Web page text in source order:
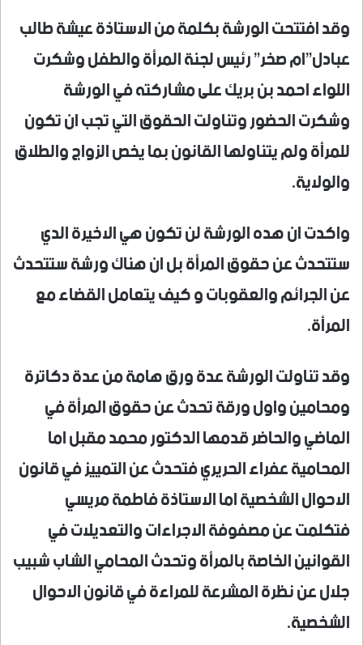
وقد افتتحت الورشة بكلمة من الاستاذة عيشة طالب
عبادل”ام صخر” رئيس لجنة المرأة والطفل وشكرت
اللواء احمد بن بريك على مشاركته في الورشة
وشكرت الحضور وتناولت الحقوق التي تجب ان تكون
للمرأة ولم يتناولها القانون بما يخص الزواج والطلاق
والولاية.
واكدت ان هده الورشة لن تكون هي الاخيرة الدي
ستتحدث عن حقوق المرأة بل ان هناك ورشة ستتحدث
عن الجرائم والعقوبات و كيف يتعامل القضاء مع
المرأة.
وقد تناولت الورشة عدة ورق هامة من عدة دكاترة
ومحامين واول ورقة تحدث عن حقوق المرأة في
الماضي والحاضر قدمها الدكتور محمد مقبل اما
المحامية عفراء الحريري فتحدث عن التمييز في قانون
الاحوال الشخصية اما الاستاذة فاطمة مريسي
فتكلمت عن مصفوفة الاجراءات والتعديلات في
القوانين الخاصة بالمرأة وتحدث المحامي الشاب شبيب
جلال عن نظرة المشرعة للمراءة في قانون الاحوال
الشخصية.